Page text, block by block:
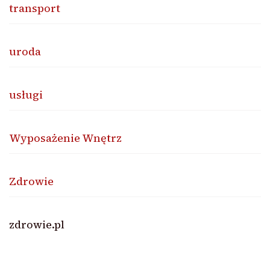
transport
uroda
usługi
Wyposażenie Wnętrz
Zdrowie
zdrowie.pl